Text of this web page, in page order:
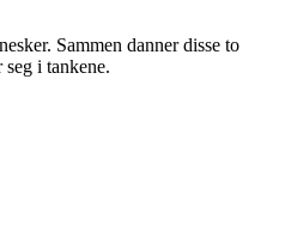
Sammen danner disse to
i tankene.